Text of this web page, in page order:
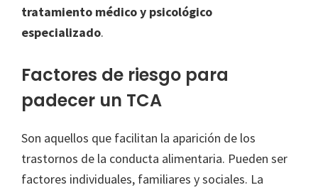
tratamiento médico y psicológico
especializado.
Factores de riesgo para
padecer un TCA
Son aquellos que facilitan la aparición de los
trastornos de la conducta alimentaria. Pueden ser
factores individuales, familiares y sociales. La